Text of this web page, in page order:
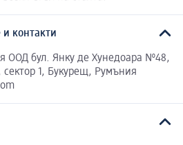
контакти
ООД бул. Янку де Хунедоара №48,
сектор 1, Букурещ, Румъния